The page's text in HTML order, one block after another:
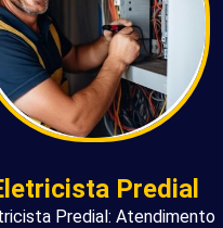
Predial
Predial: Atendimento